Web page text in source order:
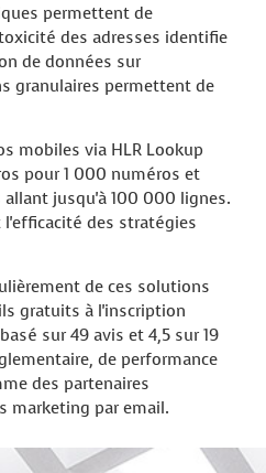
permettent de
des adresses identifie
de données sur
granulaires permettent de
mobiles via HLR Lookup
pour 1 000 numéros et
jusqu'à 100 000 lignes.
des stratégies
de ces solutions
gratuits à l'inscription
sur 49 avis et 4,5 sur 19
de performance
des partenaires
marketing par email.